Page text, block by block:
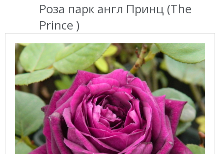
Роза парк англ Принц (The
Prince )